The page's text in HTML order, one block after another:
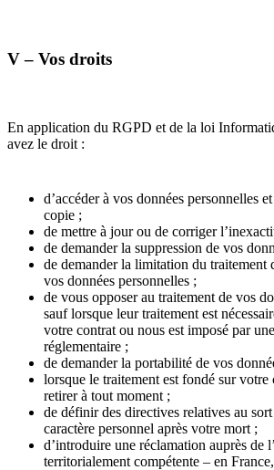
V – Vos droits
En application du RGPD et de la loi
avez le droit :
d’accéder à vos données personnelles
copie ;
de mettre à jour ou de corriger
de demander la suppression de vos
de demander la limitation du traitement
vos données personnelles ;
de vous opposer au traitement de vos
sauf lorsque leur traitement est
votre contrat ou nous est imposé par
réglementaire ;
de demander la portabilité de vos
lorsque le traitement est fondé sur votre
retirer à tout moment ;
de définir des directives relatives au
caractère personnel après votre mort ;
d’introduire une réclamation auprès de
territorialement compétente – en France,